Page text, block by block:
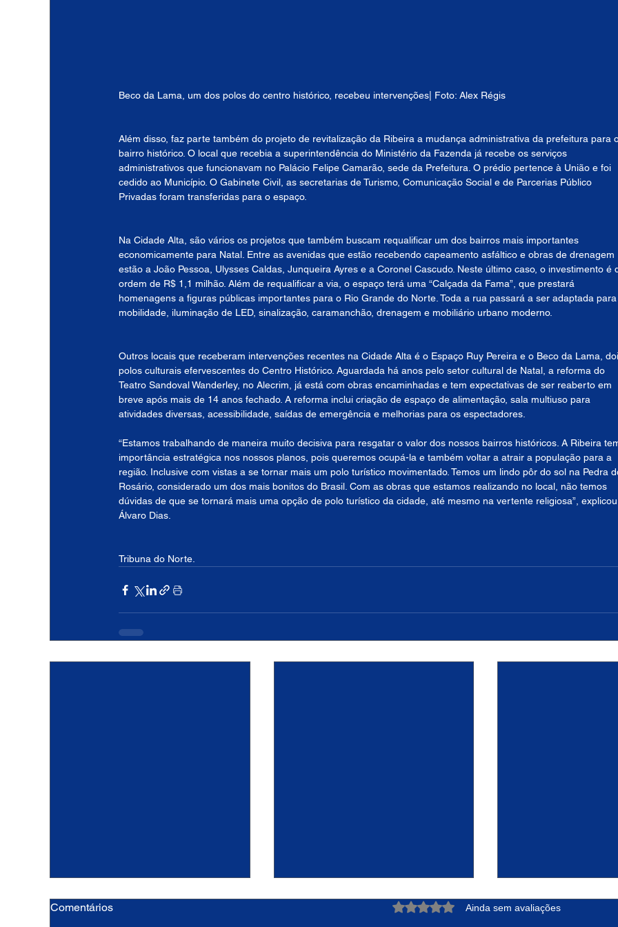
Beco da Lama, um dos polos do centro histórico, recebeu intervenções| Foto: Alex Régis
Além disso, faz parte também do projeto de revitalização da Ribeira a mudança administrativa da prefeitura para
bairro histórico. O local que recebia a superintendência do Ministério da Fazenda já recebe os serviços
administrativos que funcionavam no Palácio Felipe Camarão, sede da Prefeitura. O prédio pertence à União e foi
cedido ao Município. O Gabinete Civil, as secretarias de Turismo, Comunicação Social e de Parcerias Público
Privadas foram transferidas para o espaço.
Na Cidade Alta, são vários os projetos que também buscam requalificar um dos bairros mais importantes
economicamente para Natal. Entre as avenidas que estão recebendo capeamento asfáltico e obras de drenagem
estão a João Pessoa, Ulysses Caldas, Junqueira Ayres e a Coronel Cascudo. Neste último caso, o investimento é
ordem de R$ 1,1 milhão. Além de requalificar a via, o espaço terá uma “Calçada da Fama”, que prestará
homenagens a figuras públicas importantes para o Rio Grande do Norte. Toda a rua passará a ser adaptada
mobilidade, iluminação de LED, sinalização, caramanchão, drenagem e mobiliário urbano moderno.
Outros locais que receberam intervenções recentes na Cidade Alta é o Espaço Ruy Pereira e o Beco da Lama,
polos culturais efervescentes do Centro Histórico. Aguardada há anos pelo setor cultural de Natal, a reforma do
Teatro Sandoval Wanderley, no Alecrim, já está com obras encaminhadas e tem expectativas de ser reaberto em
breve após mais de 14 anos fechado. A reforma inclui criação de espaço de alimentação, sala multiuso para
atividades diversas, acessibilidade, saídas de emergência e melhorias para os espectadores.
“Estamos trabalhando de maneira muito decisiva para resgatar o valor dos nossos bairros históricos. A Ribeira
importância estratégica nos nossos planos, pois queremos ocupá-la e também voltar a atrair a população para a
região. Inclusive com vistas a se tornar mais um polo turístico movimentado. Temos um lindo pôr do sol na Pedra
Rosário, considerado um dos mais bonitos do Brasil. Com as obras que estamos realizando no local, não temos
dúvidas de que se tornará mais uma opção de polo turístico da cidade, até mesmo na vertente religiosa”, explicou
Álvaro Dias.
Tribuna do Norte.
Comentários Avaliado com 0 de 5 estrelas.
Ainda sem avaliações